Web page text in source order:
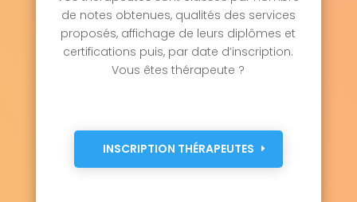
de notes obtenues, qualités des services
proposés, affichage de leurs diplômes et
certifications puis, par date d’inscription.
Vous êtes thérapeute ?
INSCRIPTION THÉRAPEUTES